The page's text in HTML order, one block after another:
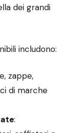
dei grandi
includono:
zappe,
di marche
: